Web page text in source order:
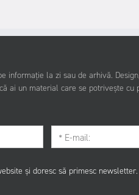
informație la zi sau de arhivă.
ai un material care se potrivește
și doresc să primesc newsletter.